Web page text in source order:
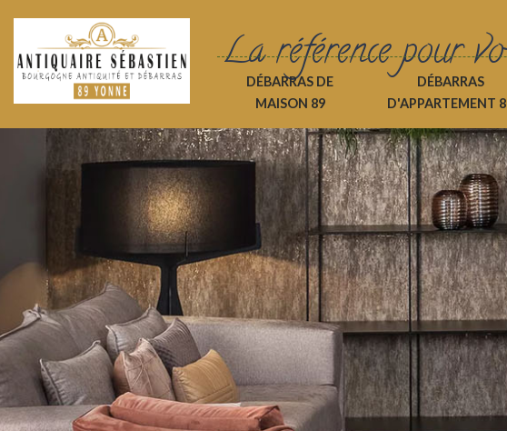
La référence pour
DÉBARRAS DE
MAISON 89
DÉBARRAS
D'APPARTEMENT